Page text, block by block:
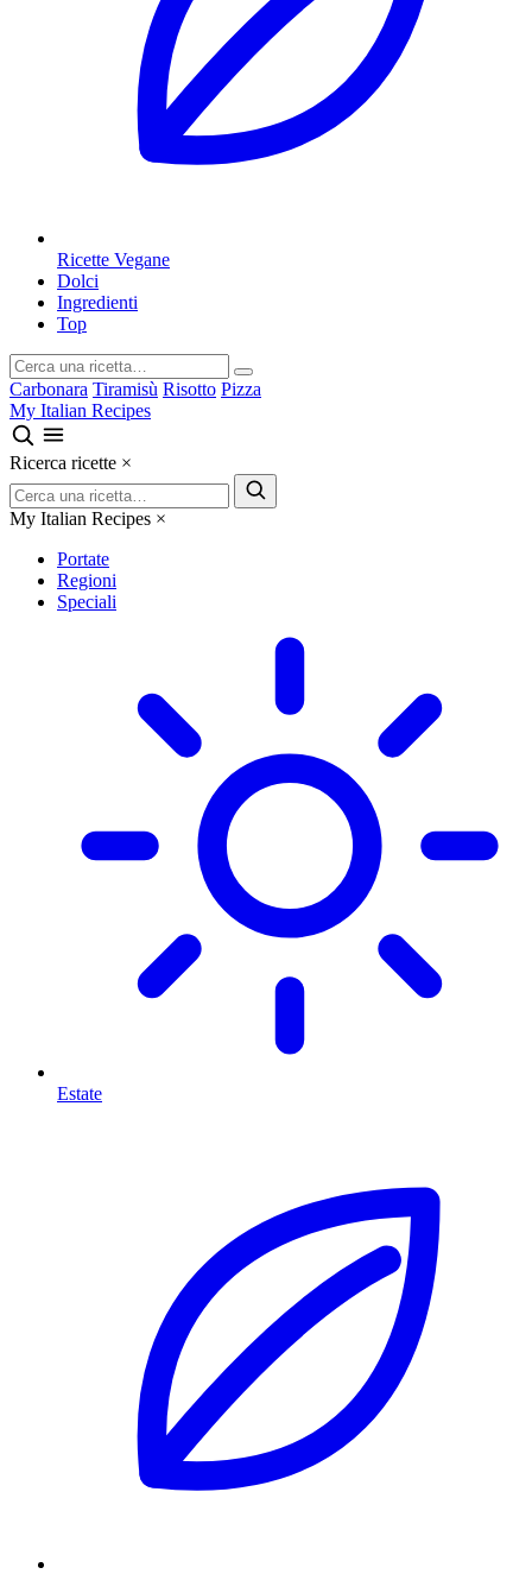
Ricette Vegane
Dolci
Ingredienti
Top
Carbonara Tiramisù Risotto Pizza
My Italian Recipes
Ricerca ricette ×
My Italian Recipes ×
Portate
Regioni
Speciali
Estate